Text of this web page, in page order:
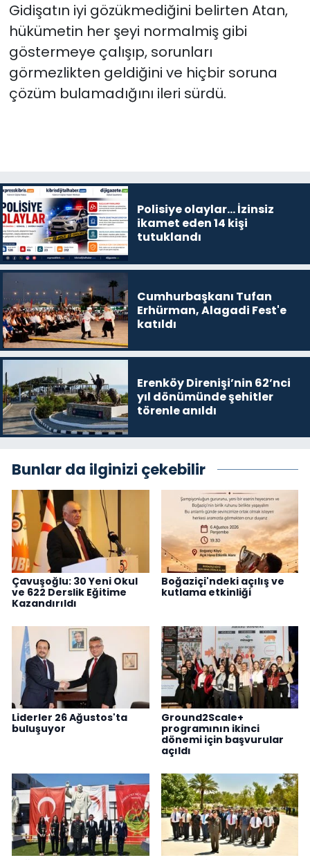
Gidişatın iyi gözükmediğini belirten Atan,
hükümetin her şeyi normalmiş gibi
göstermeye çalışıp, sorunları
görmezlikten geldiğini ve hiçbir soruna
çözüm bulamadığını ileri sürdü.
Polisiye olaylar… İzinsiz
ikamet eden 14 kişi
tutuklandı
Cumhurbaşkanı Tufan
Erhürman, Alagadi Fest'e
katıldı
Erenköy Direnişi’nin 62’nci
yıl dönümünde şehitler
törenle anıldı
Bunlar da ilginizi çekebilir
Çavuşoğlu: 30 Yeni Okul
ve 622 Derslik Eğitime
Kazandırıldı
Boğaziçi'ndeki açılış ve
kutlama etkinliği
Liderler 26 Ağustos'ta
buluşuyor
Ground2Scale+
programının ikinci
dönemi için başvurular
açıldı